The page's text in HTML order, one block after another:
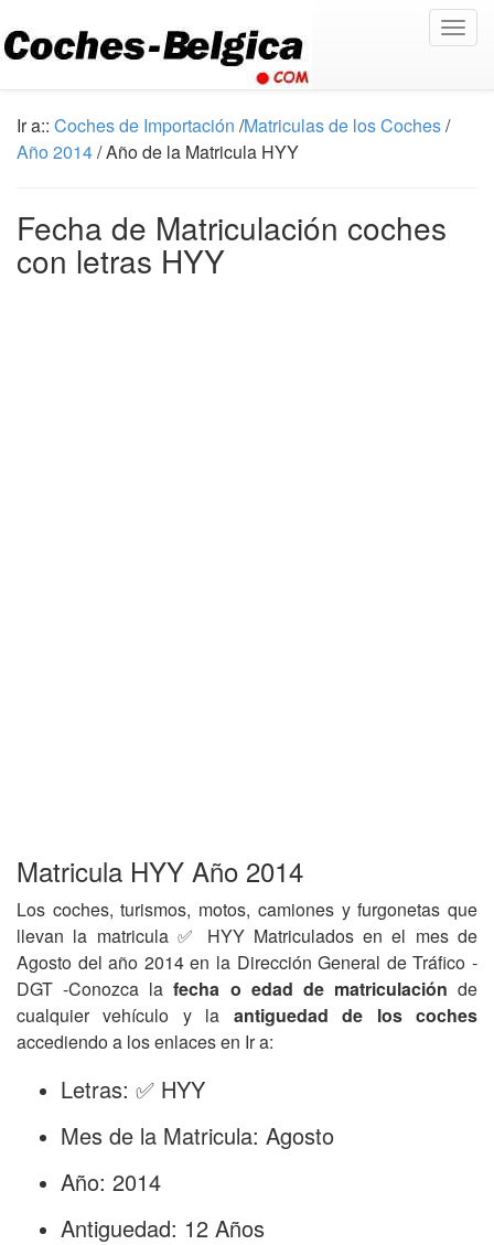
Ir a:: Coches de Importación /Matriculas de los Coches/
Año 2014/ Año de la Matricula HYY
Fecha de Matriculación coches
con letras HYY
Matricula HYY Año 2014
Los coches, turismos, motos, camiones y furgonetas que
llevan la matricula ✅ HYY Matriculados en el mes de
Agosto del año 2014 en la Dirección General de Tráfico -
DGT -Conozca lafecha o edad de matriculación de
cualquier vehículo y la antiguedad de los coches
accediendo a los enlaces en Ir a:
Letras: ✅ HYY
Mes de la Matricula: Agosto
Año: 2014
Antiguedad: 12 Años